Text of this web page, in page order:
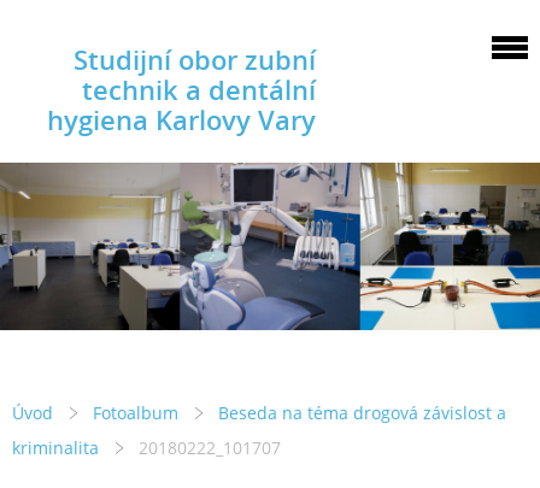
Studijní obor zubní
technik a dentální
hygiena Karlovy Vary
Úvod Fotoalbum
Beseda na téma drogová závislost a
kriminalita
20180222_101707